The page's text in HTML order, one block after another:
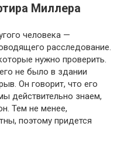
Миллера
человека —
расследование.
нужно проверить.
не было в здании
Он говорит, что его
действительно знаем,
Тем не менее,
поэтому придется